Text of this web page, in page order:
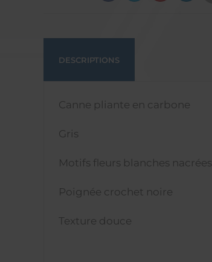
DESCRIPTIONS
Canne pliante en carbone
Gris
Motifs fleurs blanches nacrées
Poignée crochet noire
Texture douce